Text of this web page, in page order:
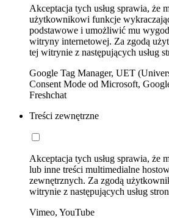
Akceptacja tych usług sprawia, że
użytkownikowi funkcje
podstawowe i umożliwić mu
witryny internetowej. Za zgodą
tej witrynie z następujących usług
Google Tag Manager, UET
Consent Mode od Microsoft,
Freshchat
Treści zewnętrzne
Akceptacja tych usług sprawia, że
lub inne treści multimedialne
zewnętrznych. Za zgodą
witrynie z następujących usług
Vimeo, YouTube